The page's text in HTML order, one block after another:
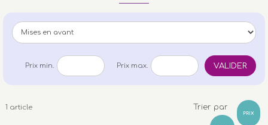
Prix min. Prix max. VALIDER
1 article Trier par
PRIX